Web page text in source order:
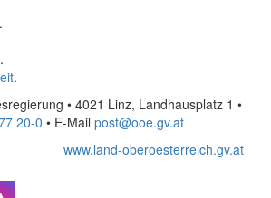
.
.
.
• 4021 Linz, Landhausplatz 1 •
20-0 • E-Mail post@ooe.gv.at
www.land-oberoesterreich.gv.at